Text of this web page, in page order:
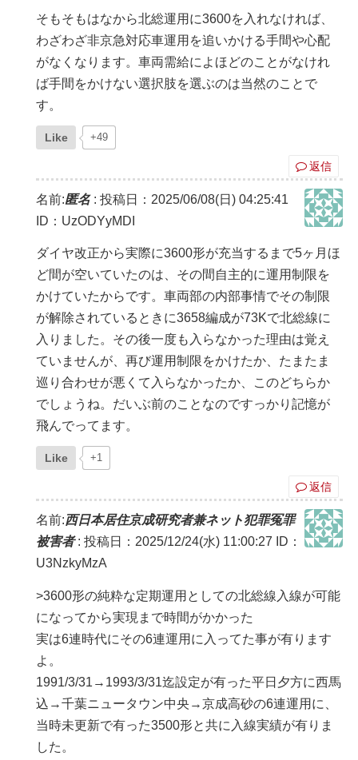
そもそもはなから北総運用に3600を入れなければ、
わざわざ非京急対応車運用を追いかける手間や心配
がなくなります。車両需給によほどのことがなけれ
ば手間をかけない選択肢を選ぶのは当然のことで
す。
Like +49
返信
名前:匿名: 投稿日：2025/06/08(日) 04:25:41
ID：UzODYyMDI
ダイヤ改正から実際に3600形が充当するまで5ヶ月ほ
ど間が空いていたのは、その間自主的に運用制限を
かけていたからです。車両部の内部事情でその制限
が解除されているときに3658編成が73Kで北総線に
入りました。その後一度も入らなかった理由は覚え
ていませんが、再び運用制限をかけたか、たまたま
巡り合わせが悪くて入らなかったか、このどちらか
でしょうね。だいぶ前のことなのですっかり記憶が
飛んでってます。
Like +1
返信
名前:西日本居住京成研究者兼ネット犯罪冤罪
被害者: 投稿日：2025/12/24(水) 11:00:27
ID：
U3NzkyMzA
>3600形の純粋な定期運用としての北総線入線が可能
になってから実現まで時間がかかった
実は6連時代にその6連運用に入ってた事が有ります
よ。
1991/3/31→1993/3/31迄設定が有った平日夕方に西馬
込→千葉ニュータウン中央→京成高砂の6連運用に、
当時未更新で有った3500形と共に入線実績が有りま
した。